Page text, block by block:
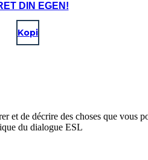
DIN EGEN!
Kopi
et de décrire des choses que vous
du dialogue ESL